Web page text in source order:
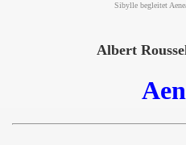
Sibylle begleitet
Albert